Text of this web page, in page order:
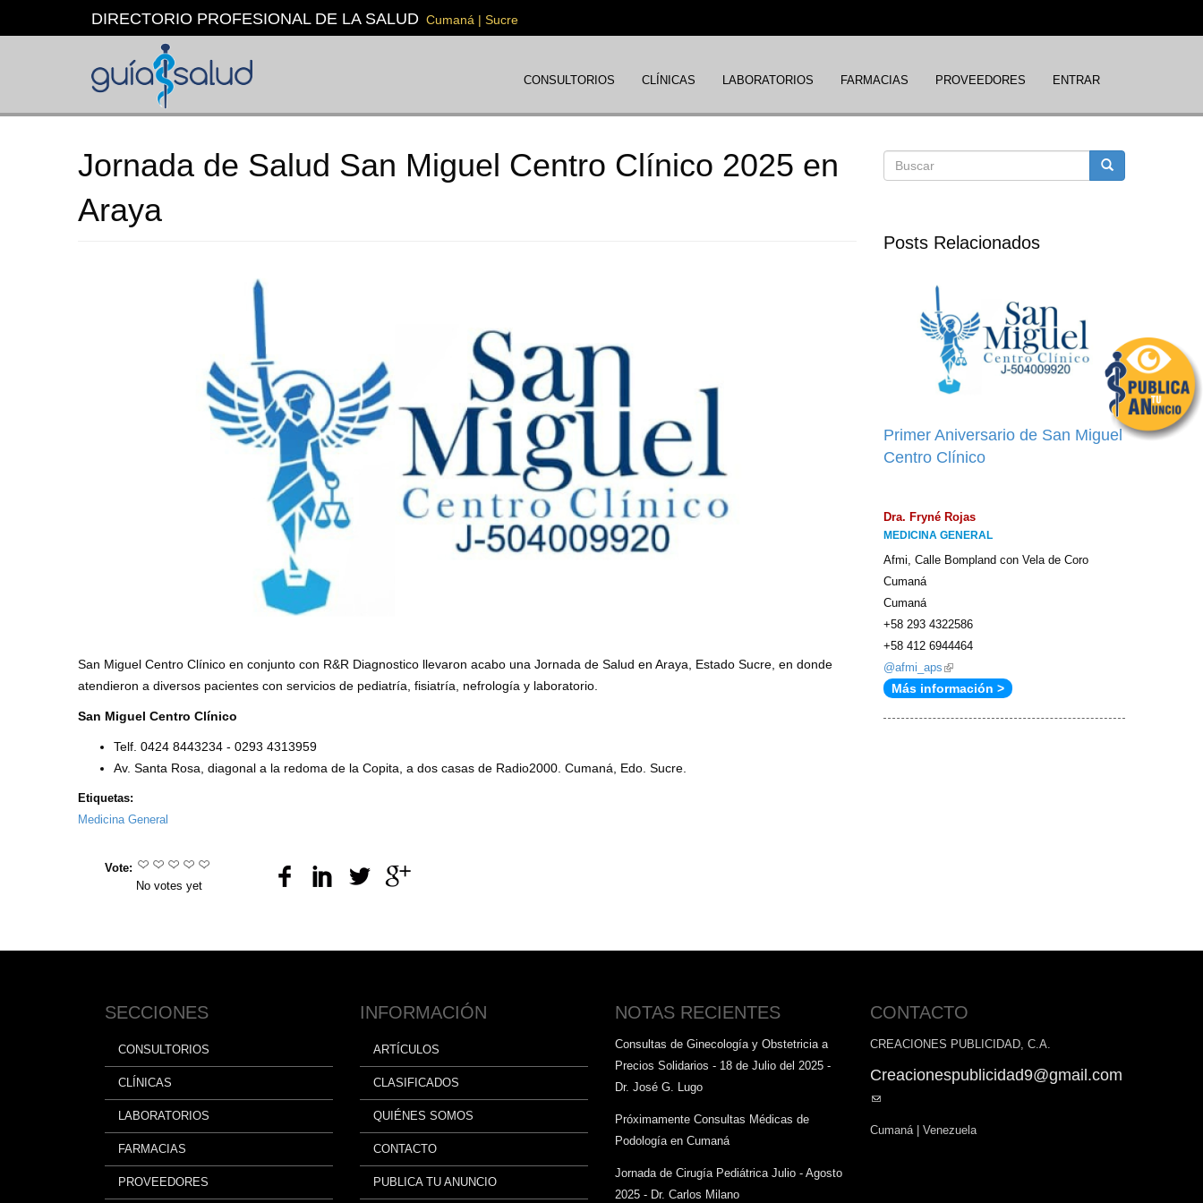
DIRECTORIO PROFESIONAL DE LA SALUD Cumaná | Sucre
CONSULTORIOS CLÍNICAS LABORATORIOS FARMACIAS PROVEEDORES ENTRAR
Jornada de Salud San Miguel Centro Clínico 2025 en
Araya
San Miguel Centro Clínico en conjunto con R&R Diagnostico llevaron acabo una Jornada de Salud en Araya, Estado Sucre, en donde
atendieron a diversos pacientes con servicios de pediatría, fisiatría, nefrología y laboratorio.
San Miguel Centro Clínico
Telf. 0424 8443234 - 0293 4313959
Av. Santa Rosa, diagonal a la redoma de la Copita, a dos casas de Radio2000. Cumaná, Edo. Sucre.
Etiquetas:
Medicina General
Vote:
No votes yet
Formulario
Posts Relacionados
Primer Aniversario de San Miguel
Centro Clínico
Dra. Fryné Rojas
MEDICINA GENERAL
Afmi, Calle Bompland con Vela de Coro
Cumaná
Cumaná
+58 293 4322586
+58 412 6944464
@afmi_aps (link
is
Más información >
SECCIONES
CONSULTORIOS
CLÍNICAS
LABORATORIOS
FARMACIAS
PROVEEDORES
INFORMACIÓN
ARTÍCULOS
CLASIFICADOS
QUIÉNES SOMOS
CONTACTO
PUBLICA TU ANUNCIO
NOTAS RECIENTES
Consultas de Ginecología y Obstetricia a
Precios Solidarios - 18 de Julio del 2025 -
Dr. José G. Lugo
Próximamente Consultas Médicas de
Podología en Cumaná
Jornada de Cirugía Pediátrica Julio - Agosto
2025 - Dr. Carlos Milano
CONTACTO
CREACIONES PUBLICIDAD, C.A.
Creacionespublicidad9@gmail.com
(link
Cumaná | Venezuela